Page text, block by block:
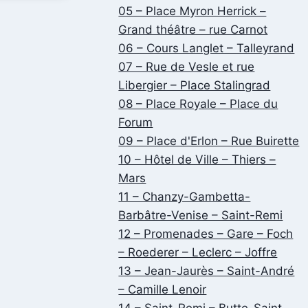
05 – Place Myron Herrick –
Grand théâtre – rue Carnot
06 – Cours Langlet – Talleyrand
07 – Rue de Vesle et rue
Libergier – Place Stalingrad
08 – Place Royale – Place du
Forum
09 – Place d'Erlon – Rue Buirette
10 – Hôtel de Ville – Thiers –
Mars
11 – Chanzy-Gambetta-
Barbâtre-Venise – Saint-Remi
12 – Promenades – Gare – Foch
– Roederer – Leclerc – Joffre
13 – Jean-Jaurès – Saint-André
– Camille Lenoir